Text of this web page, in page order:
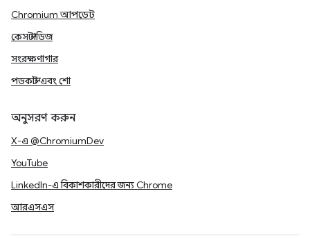
Chromium আপডেট
কেস স্টাডিজ
সংরক্ষণাগার
পডকাস্ট এবং শো
অনুসরণ করুন
X-এ @ChromiumDev
YouTube
LinkedIn-এ বিকাশকারীদের জন্য Chrome
আরএসএস